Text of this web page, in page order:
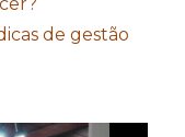
de gestão